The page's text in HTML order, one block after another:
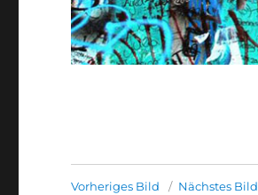
Vorheriges Bild Nächstes Bild